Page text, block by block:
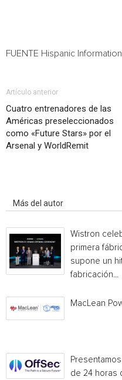
FUENTE Hispanic
Artículo anterior
Cuatro entrenadores de las
Américas preseleccionados
como «Future Stars» por el
Arsenal y WorldRemit
Más del autor
Wistron
primera
supone un
fabricación...
MacLean
de 24 horas